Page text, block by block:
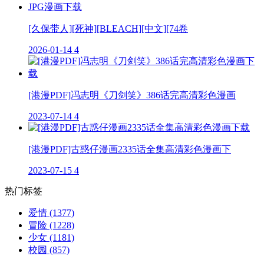
[久保带人][死神][BLEACH][中文][74卷
2026-01-14 4
[港漫PDF]冯志明《刀剑笑》386话完高清彩色漫画
2023-07-14 4
[港漫PDF]古惑仔漫画2335话全集高清彩色漫画下
2023-07-15 4
热门标签
爱情 (1377)
冒险 (1228)
少女 (1181)
校园 (857)